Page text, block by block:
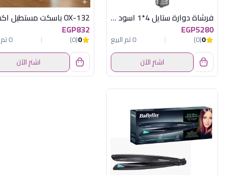
فرشاة دوارة ستايل 4*1 اسود راش براش
EGP5280
0
(0)
0 تم البيع
اشترِ الآن
EGP832
0
(0)
0 تم البيع
اشترِ الآن